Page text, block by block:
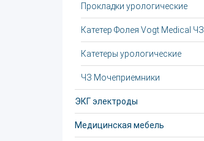
Прокладки урологические
Катетер Фолея Vogt Medical ЧЗ
Катетеры урологические
ЧЗ Мочеприемники
ЭКГ электроды
Медицинская мебель